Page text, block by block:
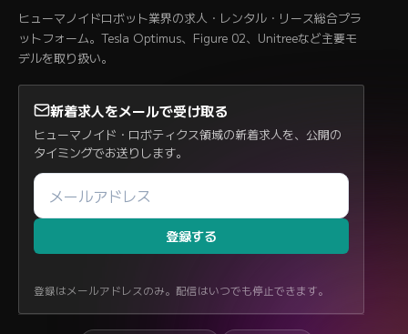
ヒューマノイドロボット業界の求人・レンタル・リース総合プラ
ットフォーム。Tesla Optimus、Figure 02、Unitreeなど主要モ
デルを取り扱い。
新着求人をメールで受け取る
ヒューマノイド・ロボティクス領域の新着求人を、公開の
タイミングでお送りします。
登録する
登録はメールアドレスのみ。配信はいつでも停止できます。